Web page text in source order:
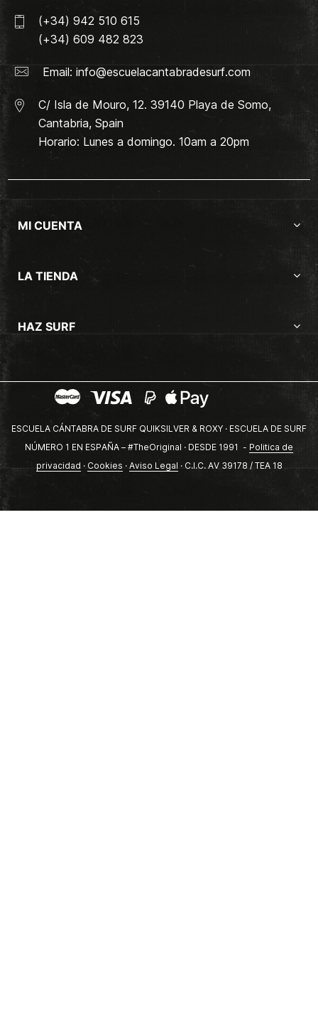
(+34) 942 510 615
(+34) 609 482 823
Email: info@escuelacantabradesurf.com
C/ Isla de Mouro, 12. 39140 Playa de Somo,
Cantabria, Spain
Horario: Lunes a domingo. 10am a 20pm
MI CUENTA
LA TIENDA
HAZ SURF
ESCUELA CÁNTABRA DE SURF QUIKSILVER & ROXY · ESCUELA DE SURF
NÚMERO 1 EN ESPAÑA – #TheOriginal · DESDE 1991 - Politica de
privacidad · Cookies · Aviso Legal · C.I.C. AV 39178 / TEA 18